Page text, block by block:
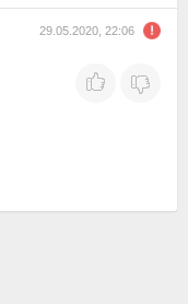
29.05.2020, 22:06